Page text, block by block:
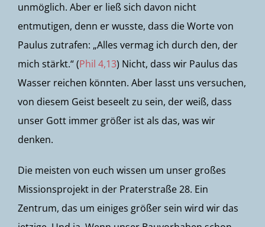
unmöglich. Aber er ließ sich davon nicht
entmutigen, denn er wusste, dass die Worte von
Paulus zutrafen: „Alles vermag ich durch den, der
mich stärkt.“ (Phil 4,13) Nicht, dass wir Paulus das
Wasser reichen könnten. Aber lasst uns versuchen,
von diesem Geist beseelt zu sein, der weiß, dass
unser Gott immer größer ist als das, was wir
denken.
Die meisten von euch wissen um unser großes
Missionsprojekt in der Praterstraße 28. Ein
Zentrum, das um einiges größer sein wird wir das